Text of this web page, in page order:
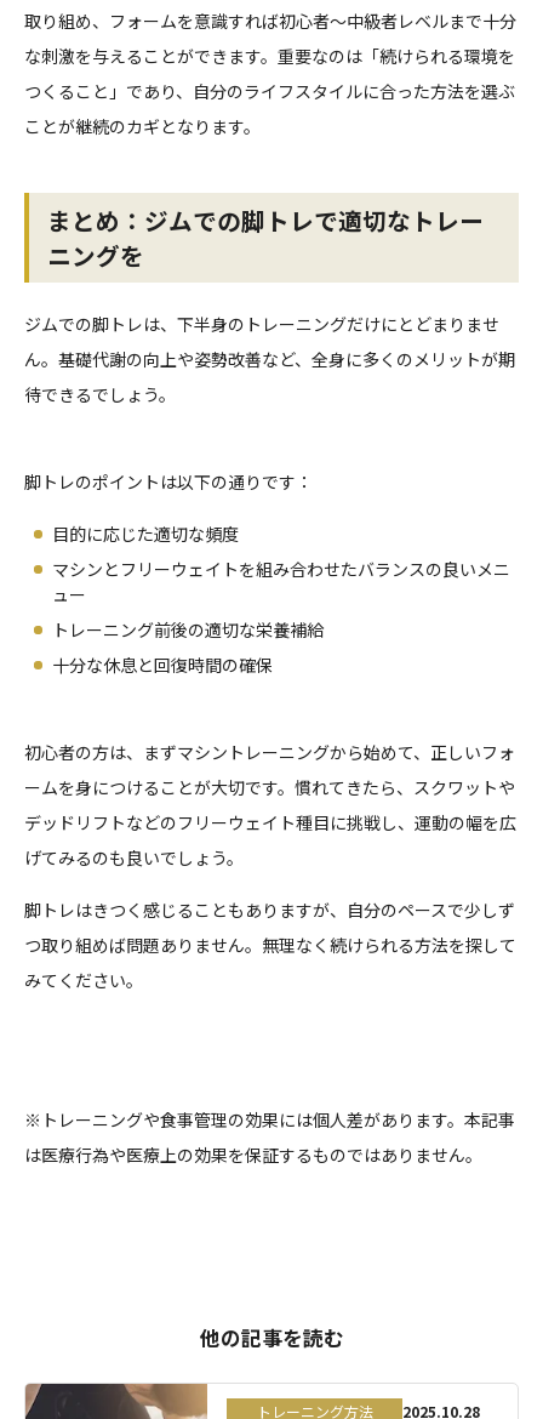
取り組め、フォームを意識すれば初心者～中級者レベルまで十分
な刺激を与えることができます。重要なのは「続けられる環境を
つくること」であり、自分のライフスタイルに合った方法を選ぶ
ことが継続のカギとなります。
まとめ：ジムでの脚トレで適切なトレー
ニングを
ジムでの脚トレは、下半身のトレーニングだけにとどまりませ
ん。基礎代謝の向上や姿勢改善など、全身に多くのメリットが期
待できるでしょう。
脚トレのポイントは以下の通りです：
目的に応じた適切な頻度
マシンとフリーウェイトを組み合わせたバランスの良いメニ
ュー
トレーニング前後の適切な栄養補給
十分な休息と回復時間の確保
初心者の方は、まずマシントレーニングから始めて、正しいフォ
ームを身につけることが大切です。慣れてきたら、スクワットや
デッドリフトなどのフリーウェイト種目に挑戦し、運動の幅を広
げてみるのも良いでしょう。
脚トレはきつく感じることもありますが、自分のペースで少しず
つ取り組めば問題ありません。無理なく続けられる方法を探して
みてください。
※トレーニングや食事管理の効果には個人差があります。本記事
は医療行為や医療上の効果を保証するものではありません。
他の記事を読む
トレーニング方法 2025.10.28